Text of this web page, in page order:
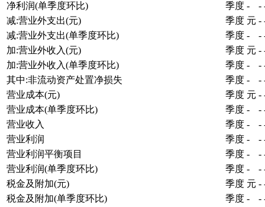
净利润(单季度环比)
季度 - -
减:营业外支出(元)
季度 元 -
减:营业外支出(单季度环比)
季度 - -
加:营业外收入(元)
季度 元 -
加:营业外收入(单季度环比)
季度 - -
其中:非流动资产处置净损失
季度 - -
营业成本(元)
季度 元 -
营业成本(单季度环比)
季度 - -
营业收入
季度 - -
营业利润
季度 - -
营业利润平衡项目
季度 - -
营业利润(单季度环比)
季度 - -
税金及附加(元)
季度 元 -
税金及附加(单季度环比)
季度 - -